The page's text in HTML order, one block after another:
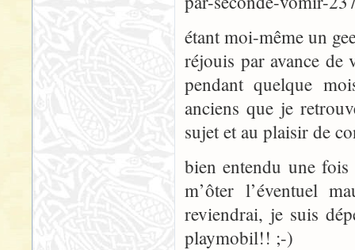
étant moi-même un
réjouis par avance
pendant quelque
anciens que je
sujet et au plaisir de
bien entendu une
m’ôter l’éventuel
reviendrai, je suis
playmobil!! ;-)